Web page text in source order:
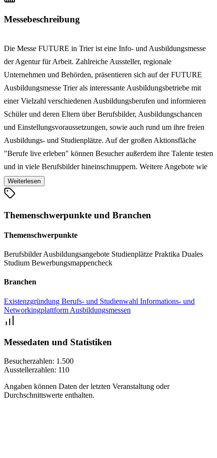
Messebeschreibung
Die Messe FUTURE in Trier ist eine Info- und Ausbildungsmesse
der Agentur für Arbeit. Zahlreiche Aussteller, regionale
Unternehmen und Behörden, präsentieren sich auf der FUTURE
Ausbildungsmesse Trier als interessante Ausbildungsbetriebe mit
einer Vielzahl verschiedenen Ausbildungsberufen und informieren
Schüler und deren Eltern über Berufsbilder, Ausbildungschancen
und Einstellungsvoraussetzungen, sowie auch rund um ihre freien
Ausbildungs- und Studienplätze. Auf der großen Aktionsfläche
"Berufe live erleben" können Besucher außerdem ihre Talente testen
und in viele Berufsbilder hineinschnuppern. Weitere Angebote wie
ein Bewerbungsmappencheck, die Berufs- und Studienberatung, das
Bewerbungsfotoshooting und auch ein interessantes
beste Voraussetzungen für den Berufseinstieg.
Weiterlesen
Themenschwerpunkte und Branchen
Themenschwerpunkte
BerufsbilderAusbildungsangebote Studienplätze Praktika Duales
Studium Bewerbungsmappencheck
Branchen
Existenzgründung Berufs- und Studienwahl Informations- und
Networkingplattform Ausbildungsmessen
Messedaten und Statistiken
Besucherzahlen: 1.500
Ausstellerzahlen: 110
Angaben können Daten der letzten Veranstaltung oder
Durchschnittswerte enthalten.